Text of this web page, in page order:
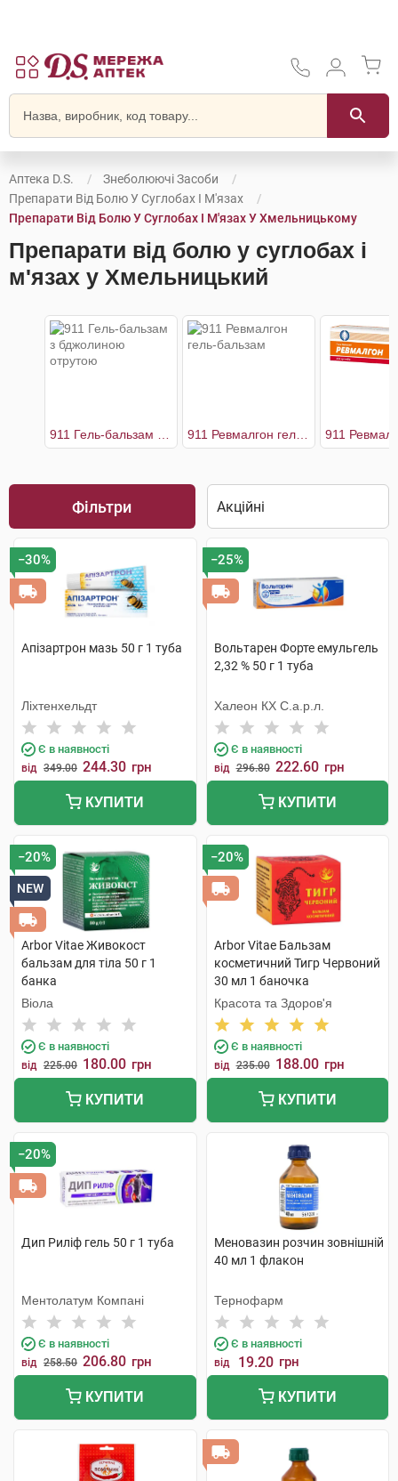
Аптека D.S.
Знеболюючі Засоби
Препарати Від Болю У Суглобах І М'язах
Препарати Від Болю У Суглобах І М'язах У Хмельницькому
Препарати від болю у суглобах і
м'язах у Хмельницький
Фільтри
−30%
Апізартрон мазь 50 г 1 туба
Ліхтенхельдт
Є в наявності
від 349.00 244.30 грн
КУПИТИ
−25%
Вольтарен Форте емульгель
2,32 % 50 г 1 туба
Халеон КХ С.а.р.л.
Є в наявності
від 296.80 222.60 грн
КУПИТИ
−20%
NEW
Arbor Vitae Живокост
бальзам для тіла 50 г 1
банка
Віола
Є в наявності
від 225.00 180.00 грн
КУПИТИ
−20%
Arbor Vitae Бальзам
косметичний Тигр Червоний
30 мл 1 баночка
Красота та Здоров'я
Є в наявності
від 235.00 188.00 грн
КУПИТИ
−20%
Дип Риліф гель 50 г 1 туба
Ментолатум Компані
Є в наявності
від 258.50 206.80 грн
КУПИТИ
Меновазин розчин зовнішній
40 мл 1 флакон
Тернофарм
Є в наявності
від 19.20 грн
КУПИТИ